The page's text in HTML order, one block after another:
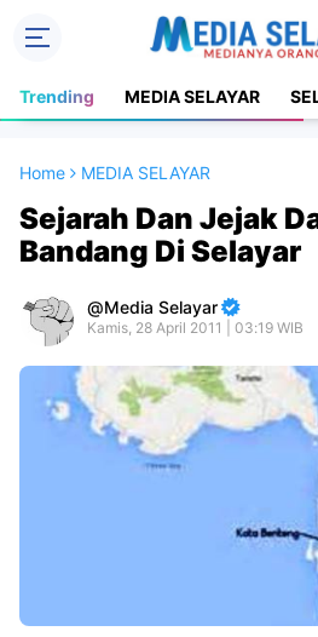
Trending MEDIA SELAYAR
Home MEDIA SELAYAR
Sejarah Dan Jejak
Bandang Di Selayar
Media Selayar
Kamis, 28 April 2011 | 03:19 WIB